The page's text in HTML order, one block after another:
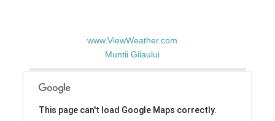
www.ViewWeather.com
Muntii Gilaului
This page can't load Google Maps correctly.